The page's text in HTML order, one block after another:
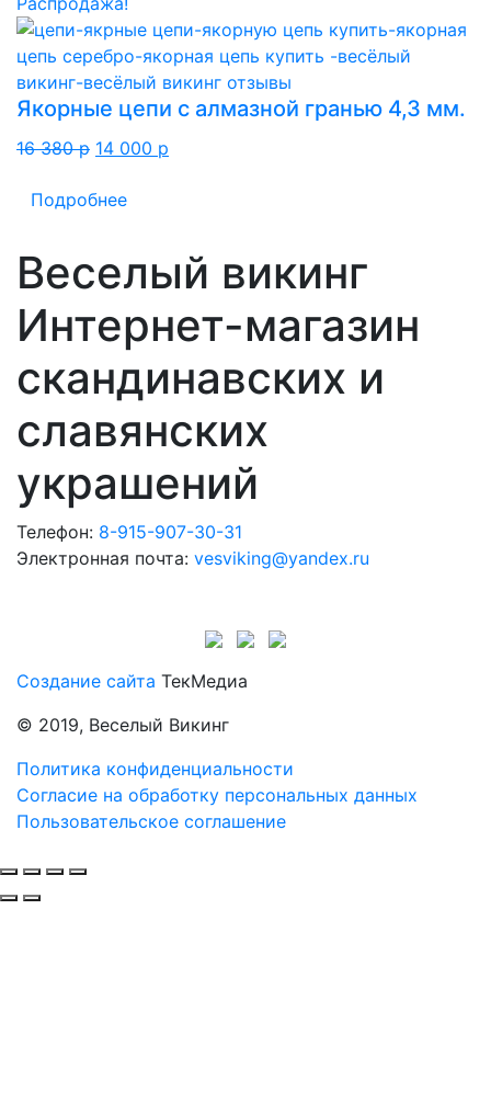
Якорные цепи с алмазной гранью 4,3 мм.
16 380p Первоначальная
составляла
14 000 p
Подробнее
Веселый викинг
Интернет-магазин
скандинавских и
славянских
украшений
Телефон: 8-915-907-30-31
Электронная почта: vesviking@yandex.ru
Создание сайта ТекМедиа
© 2019, Веселый Викинг
Политика конфиденциальности
Согласие на обработку персональных данных
Пользовательское соглашение